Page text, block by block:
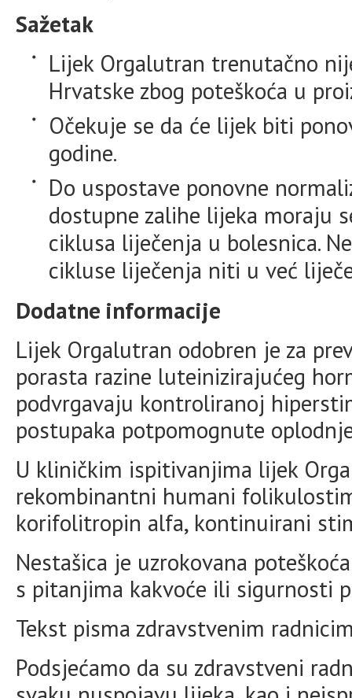
Sažetak
Lijek Orgalutran trenutačno
Hrvatske zbog poteškoća u
Očekuje se da će lijek biti
godine.
Do uspostave ponovne
dostupne zalihe lijeka moraju
ciklusa liječenja u bolesnica.
cikluse liječenja niti u već
Dodatne informacije
Lijek Orgalutran odobren je za
porasta razine luteinizirajućeg
podvrgavaju kontroliranoj
postupaka potpomognute
U kliničkim ispitivanjima lijek
rekombinantni humani
korifolitropin alfa, kontinuirani
Nestašica je uzrokovana
s pitanjima kakvoće ili sigurnosti
Tekst pisma zdravstvenim
Podsjećamo da su zdravstveni